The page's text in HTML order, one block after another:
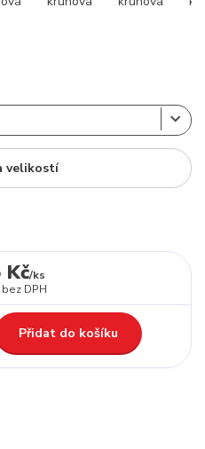
velikostí
Kč/ks
bez DPH
Přidat do košíku